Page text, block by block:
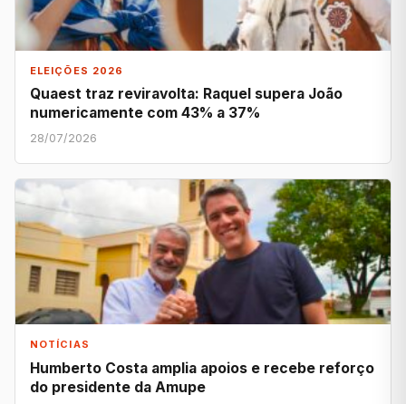
ELEIÇÕES 2026
Quaest traz reviravolta: Raquel supera João
numericamente com 43% a 37%
28/07/2026
NOTÍCIAS
Humberto Costa amplia apoios e recebe reforço
do presidente da Amupe